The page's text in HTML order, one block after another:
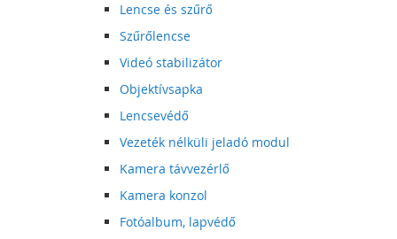
Lencse és szűrő
Szűrőlencse
Videó stabilizátor
Objektívsapka
Lencsevédő
Vezeték nélküli jeladó modul
Kamera távvezérlő
Kamera konzol
Fotóalbum, lapvédő